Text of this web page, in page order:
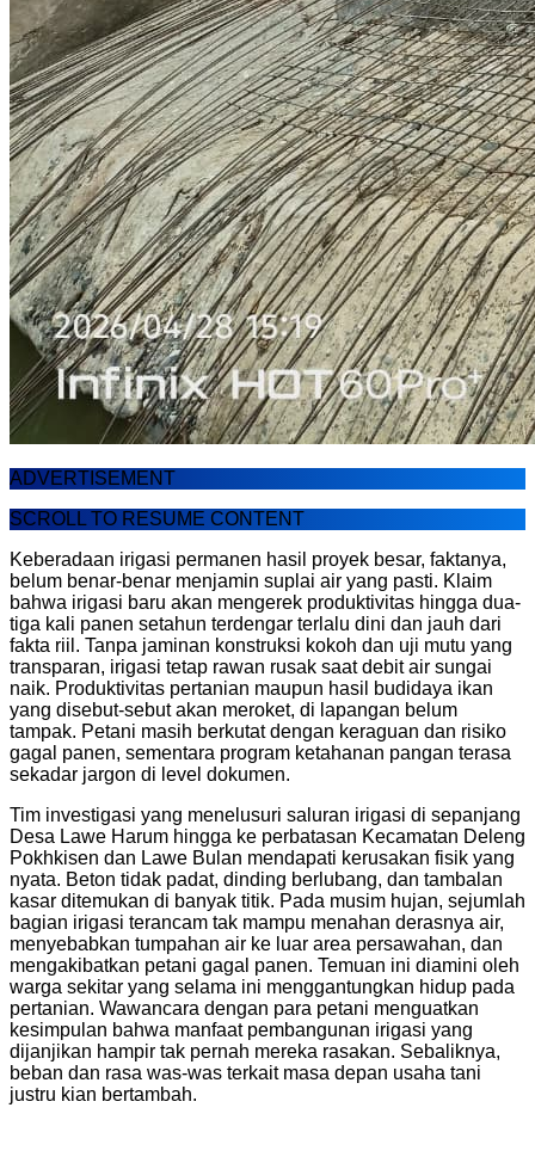
ADVERTISEMENT
SCROLL TO RESUME CONTENT
Keberadaan irigasi permanen hasil proyek besar, faktanya,
belum benar-benar menjamin suplai air yang pasti. Klaim
bahwa irigasi baru akan mengerek produktivitas hingga dua-
tiga kali panen setahun terdengar terlalu dini dan jauh dari
fakta riil. Tanpa jaminan konstruksi kokoh dan uji mutu yang
transparan, irigasi tetap rawan rusak saat debit air sungai
naik. Produktivitas pertanian maupun hasil budidaya ikan
yang disebut-sebut akan meroket, di lapangan belum
tampak. Petani masih berkutat dengan keraguan dan risiko
gagal panen, sementara program ketahanan pangan terasa
sekadar jargon di level dokumen.
Tim investigasi yang menelusuri saluran irigasi di sepanjang
Desa Lawe Harum hingga ke perbatasan Kecamatan Deleng
Pokhkisen dan Lawe Bulan mendapati kerusakan fisik yang
nyata. Beton tidak padat, dinding berlubang, dan tambalan
kasar ditemukan di banyak titik. Pada musim hujan, sejumlah
bagian irigasi terancam tak mampu menahan derasnya air,
menyebabkan tumpahan air ke luar area persawahan, dan
mengakibatkan petani gagal panen. Temuan ini diamini oleh
warga sekitar yang selama ini menggantungkan hidup pada
pertanian. Wawancara dengan para petani menguatkan
kesimpulan bahwa manfaat pembangunan irigasi yang
dijanjikan hampir tak pernah mereka rasakan. Sebaliknya,
beban dan rasa was-was terkait masa depan usaha tani
justru kian bertambah.